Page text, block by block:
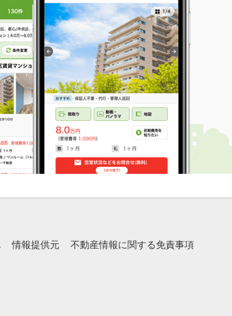
情報提供元 不動産情報に関する免責事項